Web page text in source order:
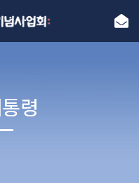
령
령